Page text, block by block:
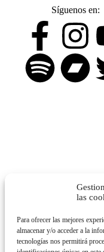
las
Para ofrecer las mejores
almacenar y/o acceder a la
tecnologías nos permitirá
Síguenos en: